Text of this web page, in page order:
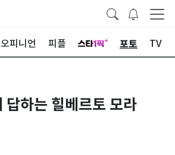
오피니언 피플 포토 TV
답하는 힐베르토 모라